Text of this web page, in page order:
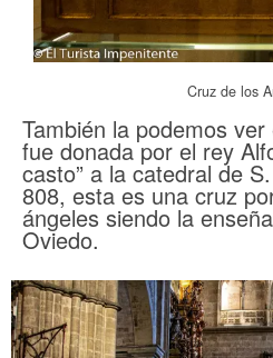
Cruz de los
También la podemos
fue donada por el rey
casto” a la catedral de
808, esta es una cruz
ángeles siendo la
Oviedo.